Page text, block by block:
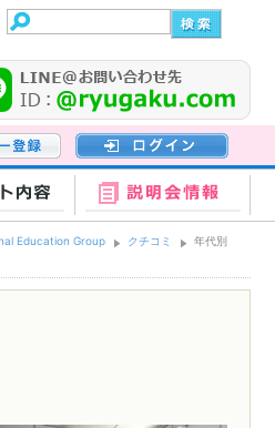
ログイン
容 説明会情報
Education Group クチコミ
年代別